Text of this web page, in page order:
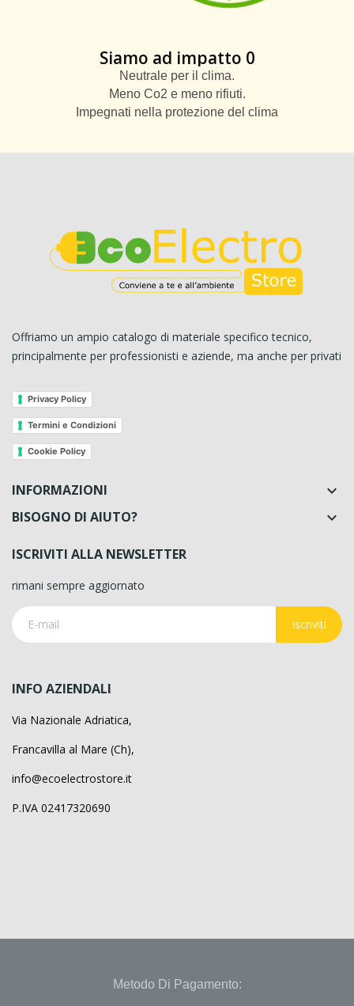
Siamo ad impatto 0
Neutrale per il clima.
Meno Co2 e meno rifiuti.
Impegnati nella protezione del clima
Offriamo un ampio catalogo di materiale specifico tecnico,
principalmente per professionisti e aziende, ma anche per privati
Privacy Policy
Termini e Condizioni
Cookie Policy
INFORMAZIONI 
BISOGNO DI AIUTO? 
ISCRIVITI ALLA NEWSLETTER
rimani sempre aggiornato
Iscriviti
INFO AZIENDALI
Via Nazionale Adriatica,
Francavilla al Mare (Ch),
info@ecoelectrostore.it
P.IVA 02417320690
Metodo Di Pagamento: